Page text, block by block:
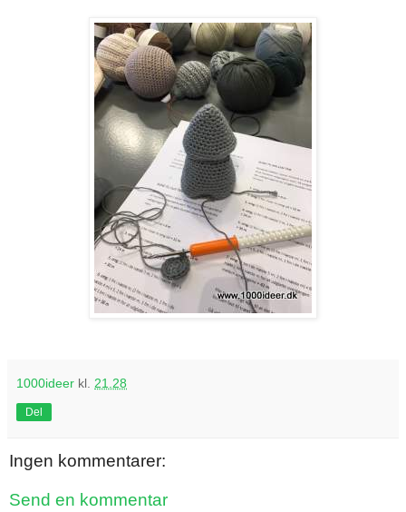
1000ideer kl. 21.28
Del
Ingen kommentarer:
Send en kommentar